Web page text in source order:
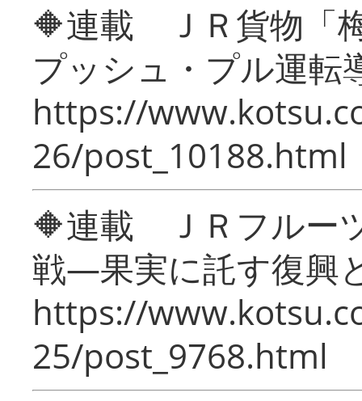
🔶連載 ＪＲ貨物「
プッシュ・プル運転
https://
26/post_10188.html
🔶連載 ＪＲフルー
戦―果実に託す復興
https://
25/post_9768.html